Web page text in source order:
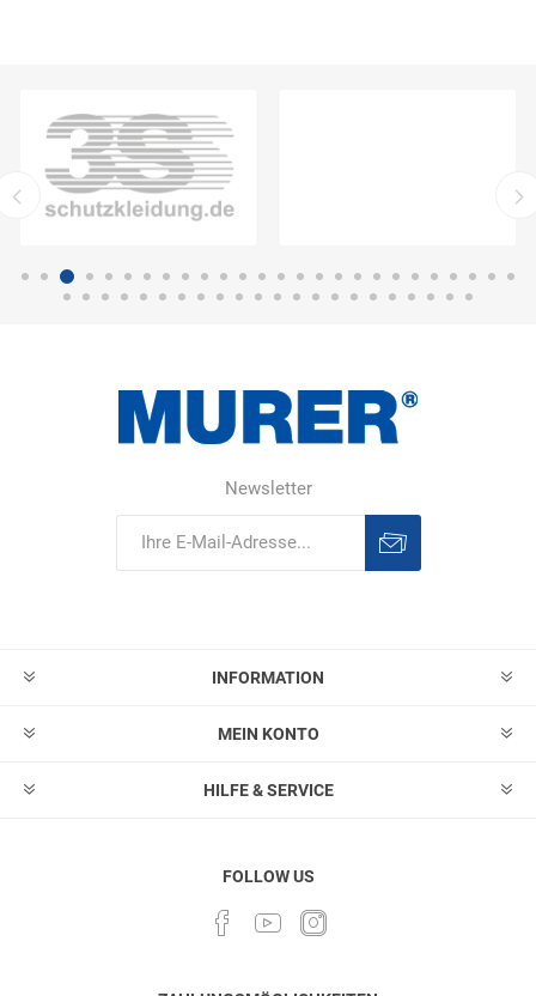
Newsletter
INFORMATION
MEIN KONTO
HILFE & SERVICE
FOLLOW US